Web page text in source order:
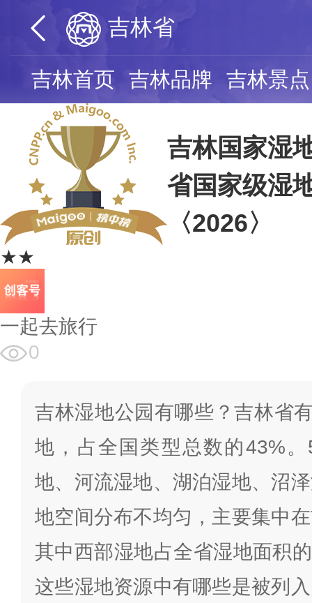
吉林省
吉林首页 吉林品牌 吉林景点
★★
吉林国家湿
省国家级湿
〈2026〉
一起去旅行
0
吉林湿地公园有哪些？吉林省
地，占全国类型总数的43%
地、河流湿地、湖泊湿地、沼
地空间分布不均匀，主要集中
其中西部湿地占全省湿地面积
这些湿地资源中有哪些是被列